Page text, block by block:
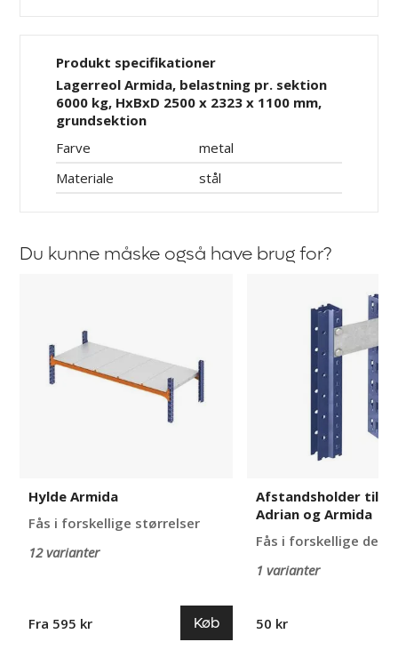
Produkt specifikationer
Lagerreol Armida, belastning pr. sektion
6000 kg, HxBxD 2500 x 2323 x 1100 mm,
grundsektion
Farve
metal
Materiale
stål
Du kunne måske også have brug for?
Hylde Armida
Fås i forskellige størrelser
12 varianter
Fra 595 kr Køb
Afstandsholder til
Adrian og Armida
Fås i forskellige
1 varianter
50 kr